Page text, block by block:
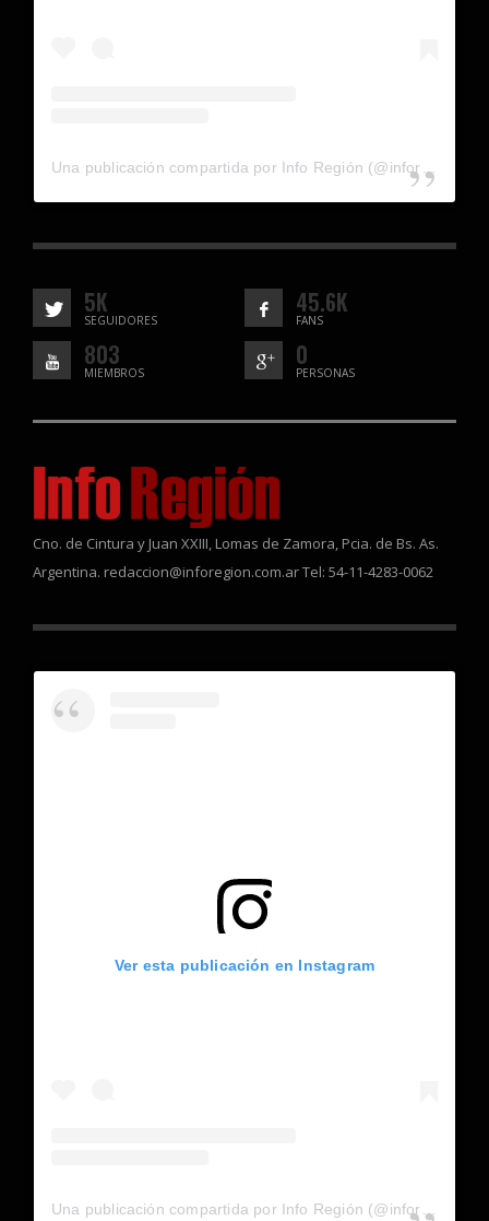
5K
SEGUIDORES
45.6K
FANS
803
MIEMBROS
0
PERSONAS
Cno. de Cintura y Juan XXIII, Lomas de Zamora, Pcia. de Bs. As.
Argentina. redaccion@inforegion.com.ar Tel: 54-11-4283-0062
Ver esta publicación en Instagram